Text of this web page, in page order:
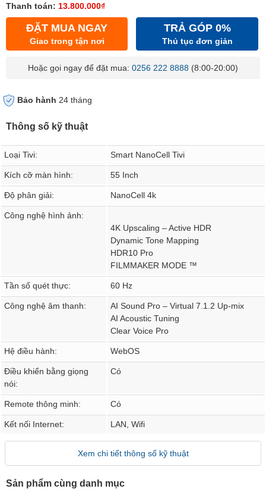
Thanh toán: 13.800.000₫
ĐẶT MUA NGAY
Giao trong tận nơi
TRẢ GÓP 0%
Thủ tục đơn giản
Hoặc gọi ngay để đặt mua: 0256 222 8888 (8:00-20:00)
Bảo hành 24 tháng
Thông số kỹ thuật
Loại Tivi: Smart NanoCell Tivi
Kích cỡ màn hình: 55 Inch
Độ phân giải: NanoCell 4k
Công nghệ hình ảnh:
4K Upscaling – Active HDR
Dynamic Tone Mapping
HDR10 Pro
FILMMAKER MODE ™
Tần số quét thực: 60 Hz
Công nghệ âm thanh:
AI Sound Pro – Virtual 7.1.2 Up-mix
AI Acoustic Tuning
Clear Voice Pro
Hệ điều hành: WebOS
Điều khiển bằng giọng
nói:
Có
Remote thông minh: Có
Kết nối Internet: LAN, Wifi
Xem chi tiết thông số kỹ thuật
Sản phẩm cùng danh mục